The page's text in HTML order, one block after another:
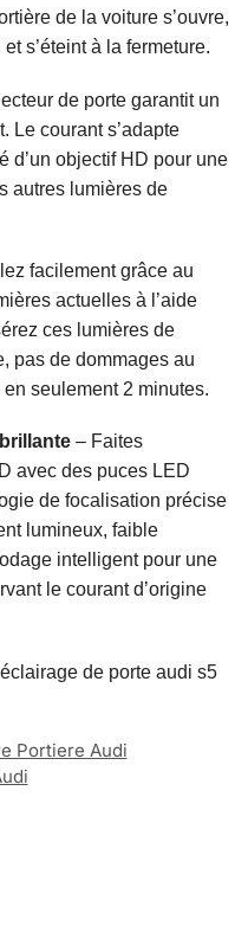
de la voiture s’ouvre,
s’éteint à la fermeture.
de porte garantit un
Le courant s’adapte
d’un objectif HD pour une
autres lumières de
facilement grâce au
actuelles à l’aide
ces lumières de
pas de dommages au
seulement 2 minutes.
– Faites
avec des puces LED
de focalisation précise
lumineux, faible
intelligent pour une
le courant d’origine
de porte audi s5
Portiere Audi